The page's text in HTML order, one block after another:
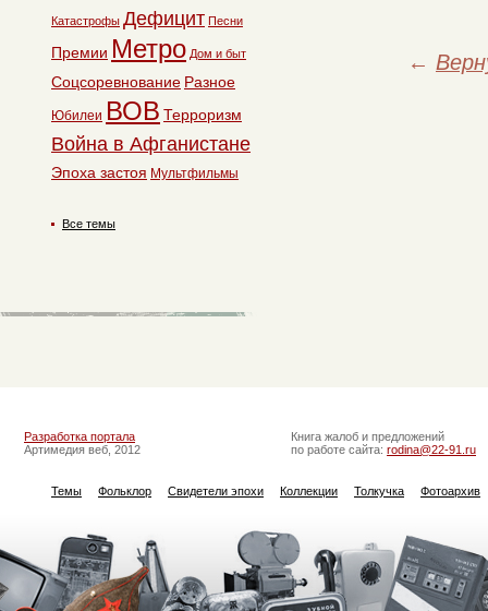
←
Катастрофы Дефицит Песни
Премии Метро Дом и быт
Соцсоревнование Разное
Юбилеи ВОВ Терроризм
Война в Афганистане
Эпоха застоя Мультфильмы
Все темы
Разработка портала
Артимедия веб, 2012
Книга жалоб и предложений
по работе сайта: rodina@22-91.ru
Темы Фольклор Свидетели эпохи Коллекции Толкучка Фотоархив